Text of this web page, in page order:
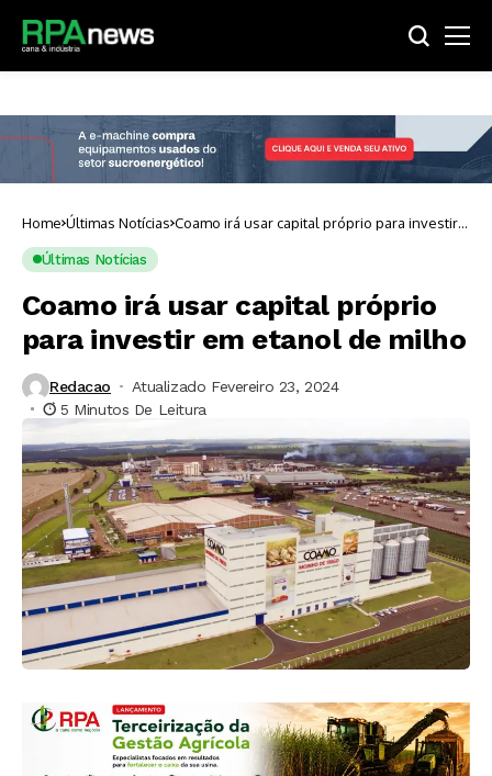
Home Últimas Notícias Coamo irá usar capital próprio para investir
em etanol de milho
Últimas Notícias
Coamo irá usar capital próprio
para investir em etanol de milho
Redacao
Atualizado Fevereiro 23, 2024
5 Minutos De Leitura